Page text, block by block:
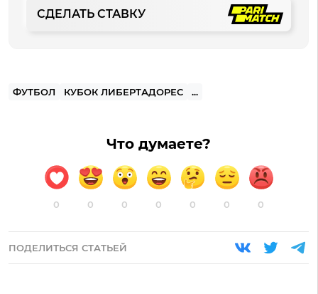
СДЕЛАТЬ СТАВКУ
ФУТБОЛ КУБОК ЛИБЕРТАДОРЕС ...
Что думаете?
0 0 0 0 0 0 0
ПОДЕЛИТЬСЯ СТАТЬЕЙ